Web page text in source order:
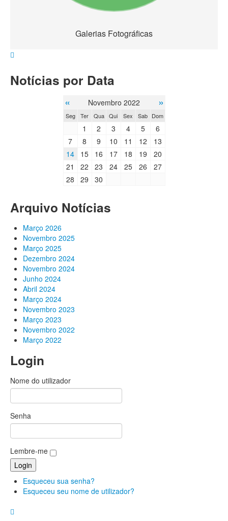
Galerias Fotográficas
Notícias por Data
« Novembro 2022 »
Seg Ter Qua Qui Sex Sab Dom
1 2 3 4 5
6
7
8 9 10 11 12
13
14
15 16 17 18 19
20
21
22 23 24 25 26
27
28
29 30
Arquivo Notícias
Março 2026
Novembro 2025
Março 2025
Dezembro 2024
Novembro 2024
Junho 2024
Abril 2024
Março 2024
Novembro 2023
Março 2023
Novembro 2022
Março 2022
Login
Nome do utilizador
Senha
Lembre-me
Esqueceu sua senha?
Esqueceu seu nome de utilizador?